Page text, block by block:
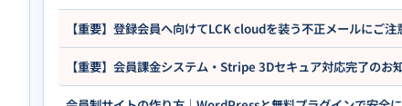
【重要】登録会員へ向けてLCK cloudを装う不正メールにご注
【重要】会員課金システム・Stripe 3Dセキュア対応完了のお